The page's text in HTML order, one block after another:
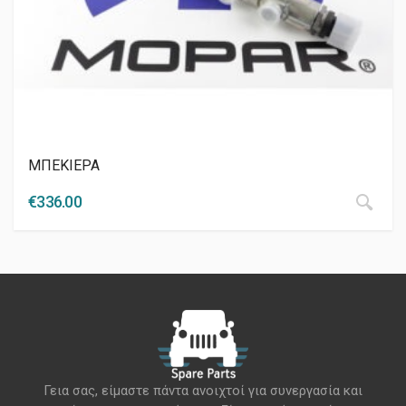
ΜΠΕΚΙΕΡΑ
€336.00
Γεια σας, είμαστε πάντα ανοιχτοί για συνεργασία και